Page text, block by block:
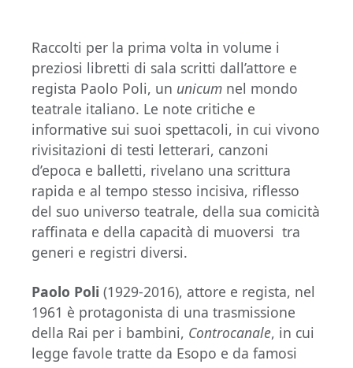
Raccolti per la prima volta in volume i
preziosi libretti di sala scritti dall’attore e
regista Paolo Poli, un unicum nel mondo
teatrale italiano. Le note critiche e
informative sui suoi spettacoli, in cui vivono
rivisitazioni di testi letterari, canzoni
d’epoca e balletti, rivelano una scrittura
rapida e al tempo stesso incisiva, riflesso
del suo universo teatrale, della sua comicità
raffinata e della capacità di muoversi tra
generi e registri diversi.
Paolo Poli (1929-2016), attore e regista, nel
1961 è protagonista di una trasmissione
della Rai per i bambini, Controcanale, in cui
legge favole tratte da Esopo e da famosi